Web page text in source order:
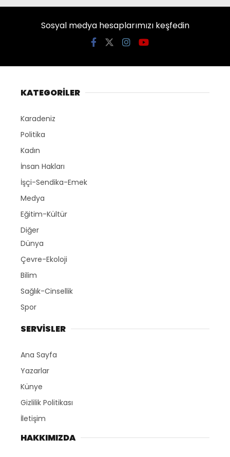
Sosyal medya hesaplarımızı keşfedin
KATEGORİLER
Karadeniz
Politika
Kadın
İnsan Hakları
İşçi-Sendika-Emek
Medya
Eğitim-Kültür
Diğer
Dünya
Çevre-Ekoloji
Bilim
Sağlık-Cinsellik
Spor
SERVİSLER
Ana Sayfa
Yazarlar
Künye
Gizlilik Politikası
İletişim
HAKKIMIZDA